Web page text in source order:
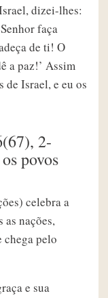
dizei-lhes:
faça
de ti! O
a paz!’ Assim
de Israel, e eu os
2-
povos
celebra a
as nações,
chega pelo
e sua